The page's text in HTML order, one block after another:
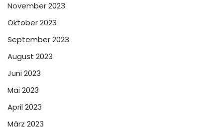
November 2023
Oktober 2023
September 2023
August 2023
Juni 2023
Mai 2023
April 2023
März 2023